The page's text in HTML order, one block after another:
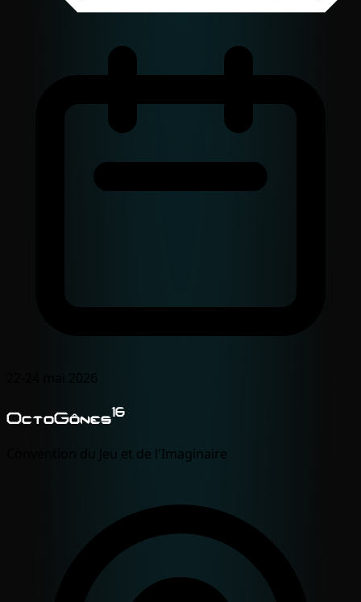
22-24 mai 2026
OctoGônes16
Convention du Jeu et de l'Imaginaire